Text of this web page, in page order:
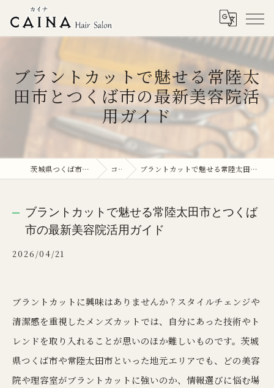
ブラントカットで魅せる常陸太
田市とつくば市の最新美容院活
用ガイド
茨城県つくば市の美容院ならCAINA コラム ブラントカットで魅せる常陸太田市とつくば市の最新美容院活用ガイド
ブラントカットで魅せる常陸太田市とつくば
市の最新美容院活用ガイド
2026/04/21
ブラントカットに興味はありませんか？スタイルチェンジや
清潔感を重視したメンズカットでは、自分にあった技術やト
レンドを取り入れることが思いのほか難しいものです。茨城
県つくば市や常陸太田市といった地元エリアでも、どの美容
院や理容室がブラントカットに強いのか、情報選びに悩む場